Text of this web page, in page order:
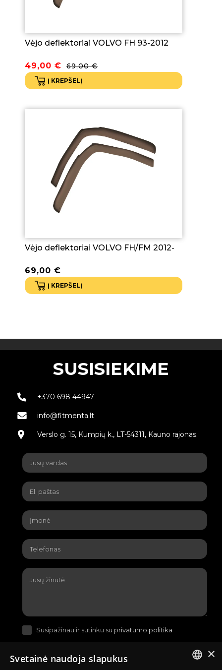
Vėjo deflektoriai VOLVO FH 93-2012
69,00€
Original
price
was:
49,00 €
Current
price
is:
Į KREPŠELĮ
Vėjo deflektoriai VOLVO FH/FM 2012-
69,00 €
Į KREPŠELĮ
SUSISIEKIME
+370 698 44947
info@fitmenta.lt
Verslo g. 15, Kumpių k., LT-54311, Kauno rajonas.
Susipažinau ir sutinku su privatumo politika
×
Svetainė naudoja slapukus